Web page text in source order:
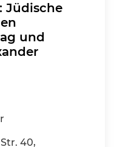
Jüdische
und
40,